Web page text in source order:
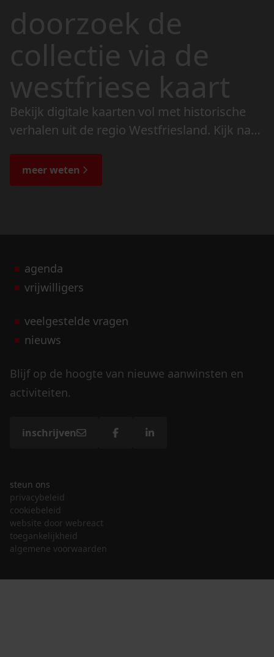
doorzoek de
collectie via de
westfriese kaart
Bekijk digitale kaarten vol met historische
verhalen uit de regio Westfriesland. Kijk naar
de bijzondere verhalen.
meer weten
agenda
vrijwilligers
veelgestelde vragen
nieuws
Blijf op de hoogte van nieuwe aanwinsten en
activiteiten.
inschrijven
steun ons
privacybeleid
cookiebeleid
website door webreact
toegankelijkheid
algemene voorwaarden